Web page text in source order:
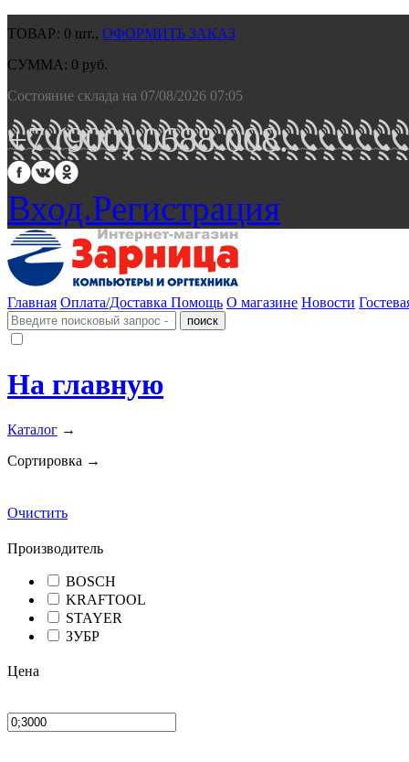
ТОВАР: 0 шт., ОФОРМИТЬ ЗАКАЗ
СУММА: 0 руб.
Состояние склада на 07/08/2026 07:05
+7 (900) 0688 008.
Вход.Регистрация
Главная Оплата/Доставка Помощь О магазине Новости
На главную
Каталог →
Сортировка →
Очистить
Производитель
BOSCH
KRAFTOOL
STAYER
ЗУБР
Цена